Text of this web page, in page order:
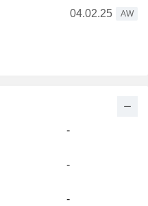
04.02.25
AW
-
-
-